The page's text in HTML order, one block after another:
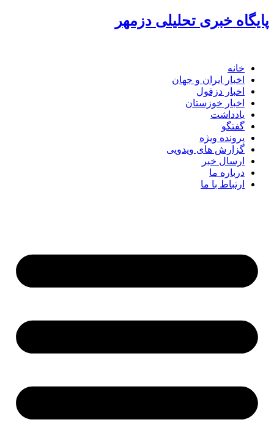
خبری تحلیلی دزمهر
خانه
اخبار ایران و جهان
اخبار دزفول
اخبار خوزستان
یادداشت
گفتگو
پرونده ویژه
گزارش های ویدویی
ارسال خبر
درباره ما
ارتباط با ما